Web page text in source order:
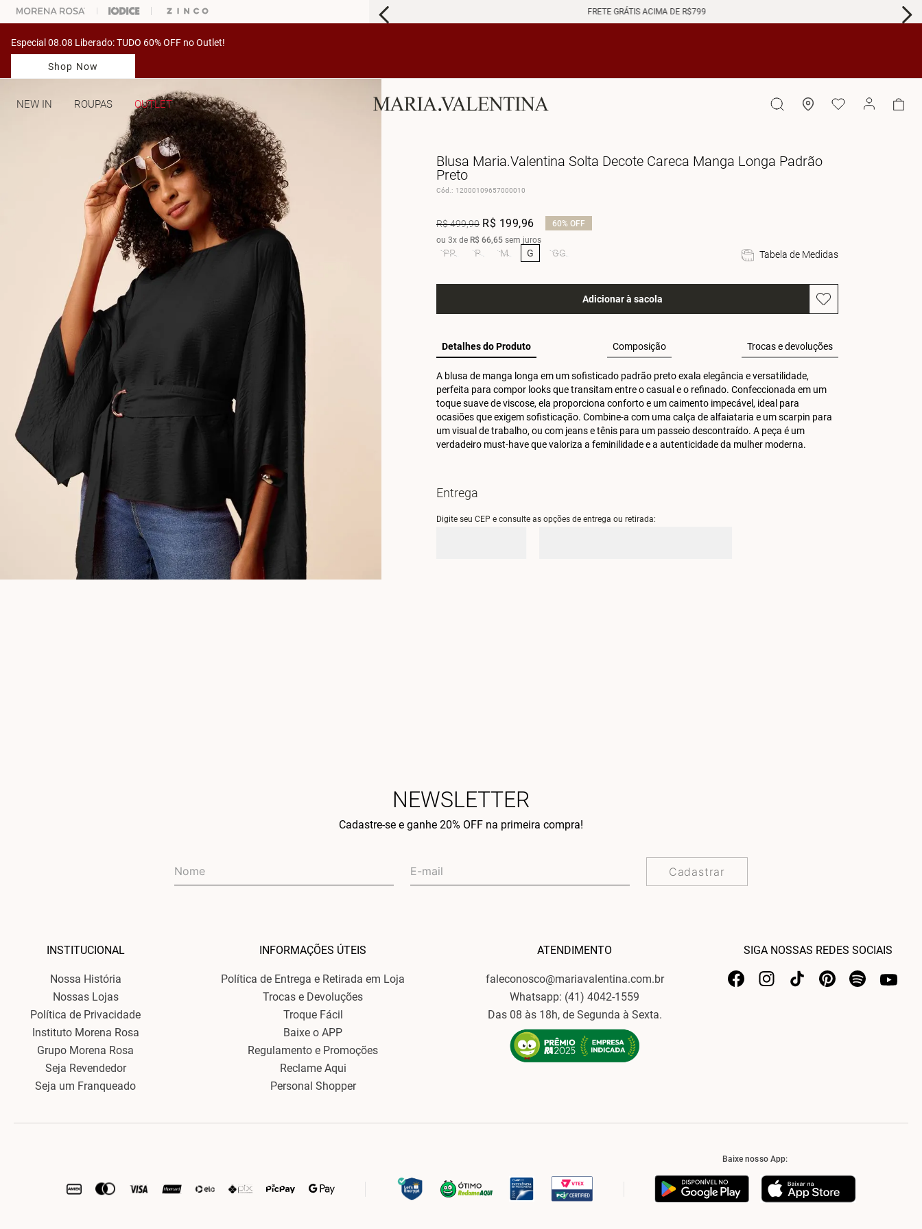
ESCOLHER SEU LOOK? FALE COM NOSSA PERSONAL SHOPPER. FRETE GRÁTIS ACIMA DE R$799
Especial 08.08 Liberado: TUDO 60% OFF no Outlet!
Shop Now
NEW IN ROUPAS OUTLET
Blusa Maria.Valentina Solta Decote Careca Manga Longa Padrão
Preto
Cód. : 12000109657000010
R$499,90 R$ 199,96 60% OFF
ou 3x de R$ 66,65 sem juros
PP P M G GG Tabela de Medidas
Adicionar à sacola
Detalhes do Produto Composição Trocas e devoluções
A blusa de manga longa em um sofisticado padrão preto exala elegância e versatilidade,
perfeita para compor looks que transitam entre o casual e o refinado. Confeccionada em um
toque suave de viscose, ela proporciona conforto e um caimento impecável, ideal para
ocasiões que exigem sofisticação. Combine-a com uma calça de alfaiataria e um scarpin para
um visual de trabalho, ou com jeans e tênis para um passeio descontraído. A peça é um
verdadeiro must-have que valoriza a feminilidade e a autenticidade da mulher moderna.
Entrega
Digite seu CEP e consulte as opções de entrega ou retirada:
NEWSLETTER
Cadastre-se e ganhe 20% OFF na primeira compra!
Cadastrar
INSTITUCIONAL
Nossa História
Nossas Lojas
Política de Privacidade
Instituto Morena Rosa
Grupo Morena Rosa
Seja Revendedor
Seja um Franqueado
INFORMAÇÕES ÚTEIS
Política de Entrega e Retirada em Loja
Trocas e Devoluções
Troque Fácil
Baixe o APP
Regulamento e Promoções
Reclame Aqui
Personal Shopper
ATENDIMENTO
faleconosco@mariavalentina.com.br
Whatsapp: (41) 4042-1559
Das 08 às 18h, de Segunda à Sexta.
SIGA NOSSAS REDES SOCIAIS
Baixe nosso App: